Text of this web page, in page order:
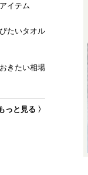
イテム
たいタオル
きたい相場
っと見る 〉